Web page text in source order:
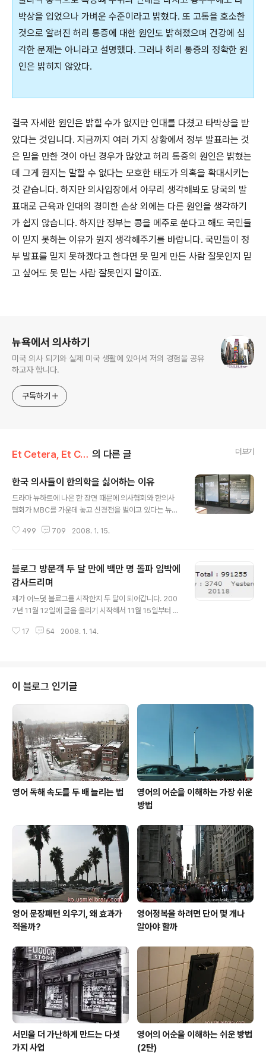
박상을 입었으나 가벼운 수준이라고 밝혔다. 또 고통을 호소한
것으로 알려진 허리 통증에 대한 원인도 밝혀졌으며 건강에 심
각한 문제는 아니라고 설명했다. 그러나 허리 통증의 정확한 원
인은 밝히지 않았다.
결국 자세한 원인은 밝힐 수가 없지만 인대를 다쳤고 타박상을 받
았다는 것입니다. 지금까지 여러 가지 상황에서 정부 발표라는 것
은 믿을 만한 것이 아닌 경우가 많았고 허리 통증의 원인은 밝혔는
데 그게 뭔지는 말할 수 없다는 모호한 태도가 의혹을 확대시키는
것 같습니다. 하지만 의사입장에서 아무리 생각해봐도 당국의 발
표대로 근육과 인대의 경미한 손상 외에는 다른 원인을 생각하기
가 쉽지 않습니다. 하지만 정부는 콩을 메주로 쑨다고 해도 국민들
이 믿지 못하는 이유가 뭔지 생각해주기를 바랍니다. 국민들이 정
부 발표를 믿지 못하겠다고 한다면 못 믿게 만든 사람 잘못인지 믿
고 싶어도 못 믿는 사람 잘못인지 말이죠.
뉴욕에서 의사하기
미국 의사 되기와 실제 미국 생활에 있어서 저의 경험을 공유
하고자 합니다.
구독하기
Et Cetera, Et Cetera, Et Cetera 의 다른 글 더보기
한국 의사들이 한의학을 싫어하는 이유
드라마 뉴하트에 나온 한 장면 때문에 의사협회와 한의사
협회가 MBC를 가운데 놓고 신경전을 벌이고 있다는 뉴스
분 과학으로조차 인정을 할 수가 없다는 면이 강합니다. 일
나 증세를 악화시키고는 의사에게 돌아오는 사람이 종종
있습니다. 그리고 이런 경우가 의외로 많아서 거의 모든 의
사들이 이런 환자를 최소한 한번이상 진료해 본 경험이 있
을 정도입니다. 한약을 집어던진 뉴하트에 나오는 의사의
태도는 아마도 이런 종류의 의사의 한약 혹은 한의학에 대
한 분노를 담고 있는 것으로 보입니다. 이런 의사들의 태도
499 709 2008. 1. 15.
블로그 방문객 두 달 만에 백만 명 돌파 임박에
감사드리며
제가 어느덧 블로그를 시작한지 두 달이 되어갑니다. 200
7년 11월 12일에 글을 올리기 시작해서 11월 15일부터 발
되는 시점인 12월 12일에 태어난 지 첫 달을 알리면서 누
저 자신도 놀랐던 두 달이었으며 그 동안 다음 블로거 뉴스
에서 베스트 블로거 기자로 선정되는 영광을 맛보기도 했
었습니다. 아마 블로그의 시작은 제 인생에서 많은 것을 배
운 하나의 큰 계기로 자리매김을 할 것입니다. 인기와 함께
많은 부담감도 함께 느끼면서 제 블로그의 방문객들이 무
엇을 원하셨나 다시 한 번..
17 54 2008. 1. 14.
이 블로그 인기글
영어 독해 속도를 두 배 늘리는 법
영어의 어순을 이해하는 가장 쉬운
방법
영어 문장패턴 외우기, 왜 효과가
적을까?
영어정복을 하려면 단어 몇 개나
알아야 할까
서민을 더 가난하게 만드는 다섯
가지 사업
영어의 어순을 이해하는 쉬운 방법
(2탄)